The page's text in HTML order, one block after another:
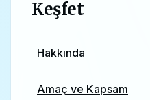
Keşfet
Hakkında
Amaç ve Kapsam